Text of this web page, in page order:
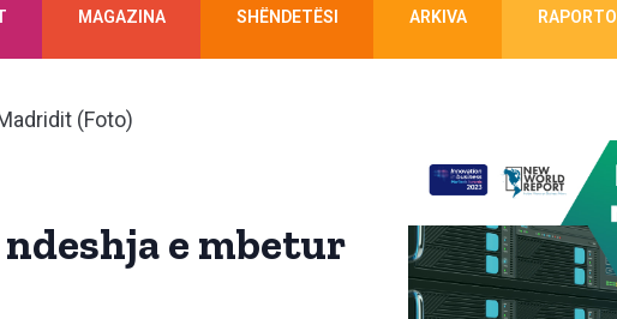
MAGAZINA SHËNDETËSI ARKIVA RAPORTO
e mbetur